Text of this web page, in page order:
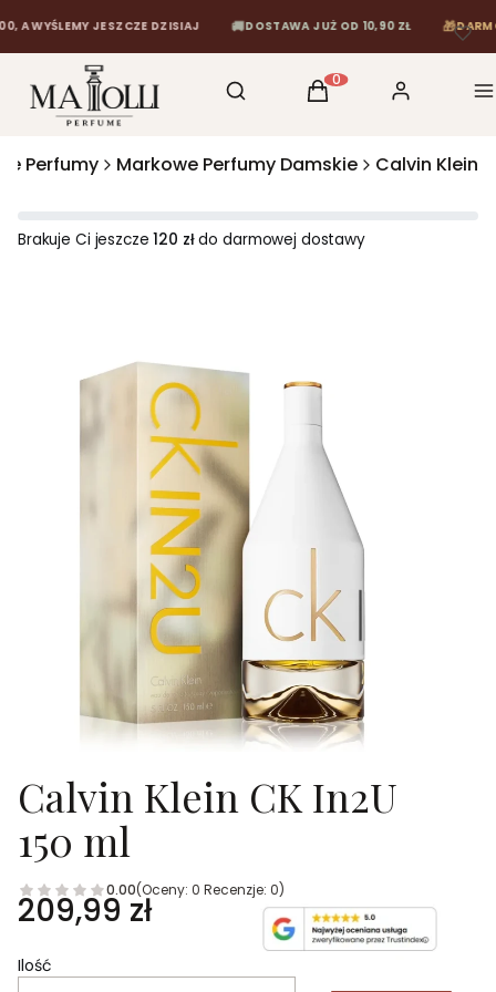
JESZCZE DZISIAJ DOSTAWA JUŻ OD 10,90 ZŁ 🎁
Otwórz wyszukiwarkę
Szukaj Produkty w koszyku:
Koszyk Zaloguj się
Perfumy Markowe Perfumy Damskie Calvin Klein
Brakuje Ci jeszcze120 złdo darmowej dostawy
Calvin Klein CK In2U
150 ml
0.00(Oceny: 0 Recenzje: 0)
Cena
209,99 zł
Ilość